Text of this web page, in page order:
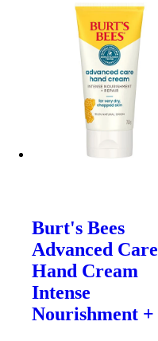
Burt's Bees
Advanced Care
Hand Cream
Intense
Nourishment +